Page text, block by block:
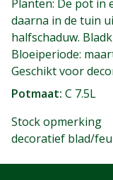
Planten: De pot in
daarna in de tuin
halfschaduw.
Bloeiperiode:
Geschikt voor
Potmaat C 7.5L
Stock opmerking
decoratief blad/